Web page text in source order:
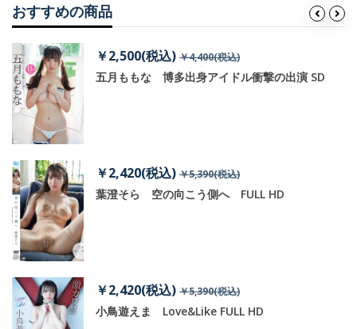
おすすめの商品
￥2,500(税込) ￥4,400(税込)
五月ももな 博多出身アイドル衝撃の出演 SD
￥2,420(税込) ￥5,390(税込)
葉澄そら 空の向こう側へ FULL HD
￥2,420(税込) ￥5,390(税込)
小鳥遊えま Love&Like FULL HD